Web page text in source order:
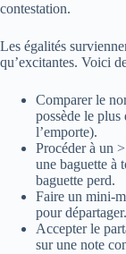
contestation.
Les égalités
qu’excitantes. Voici
Comparer le
possède le plus
l’emporte).
Procéder à un
une baguette à
baguette perd.
Faire un mini-
pour départager.
Accepter le
sur une note